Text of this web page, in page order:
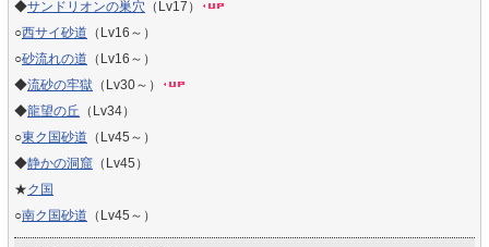
◆サンドリオンの巣穴 （Lv17）
○西サイ砂道 （Lv16～）
○砂流れの道 （Lv16～）
◆流砂の牢獄 （Lv30～）
◆龍望の丘 （Lv34）
○東ク国砂道 （Lv45～）
◆静かの洞窟 （Lv45）
★ク国
○南ク国砂道 （Lv45～）